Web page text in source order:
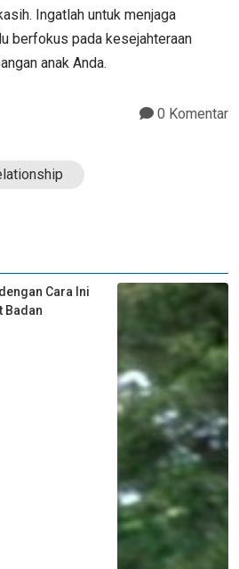
Ingatlah untuk menjaga
berfokus pada kesejahteraan
anak Anda.
0 Komentar
Cara Ini
Badan